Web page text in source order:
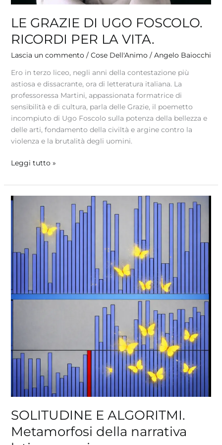
LE GRAZIE DI UGO FOSCOLO.
RICORDI PER LA VITA.
Lascia un commento / Cose Dell'Animo/ Angelo Baiocchi
Ero in terzo liceo, negli anni della contestazione più
astiosa e dissacrante, ora di letteratura italiana. La
professoressa Martini, appassionata formatrice di
sensibilità e di cultura, parla delle Grazie, il poemetto
incompiuto di Ugo Foscolo sulla potenza della bellezza e
delle arti, fondamento della civiltà e argine contro la
violenza e la brutalità degli uomini.
Leggi tutto »
SOLITUDINE E ALGORITMI.
Metamorfosi della narrativa
SOLITUDINE
ALGORITMI.
Metamorfosi
della